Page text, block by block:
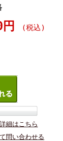
(税込)
細はこちら
問い合わせる